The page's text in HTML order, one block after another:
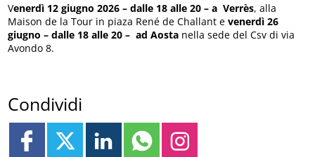
Venerdì 12 giugno 2026 – dalle 18 alle 20 – a Verrès, alla
Maison de la Tour in piaza René de Challant evenerdì 26
giugno – dalle 18 alle 20 – ad Aosta nella sede del Csv di via
Avondo 8.
Condividi